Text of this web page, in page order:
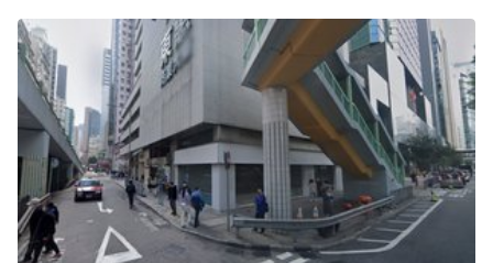
Kenmerken ruimte
Airconditioning
Animals Friendly
Audio- en videoapparatuur
Auto display
Badkamer